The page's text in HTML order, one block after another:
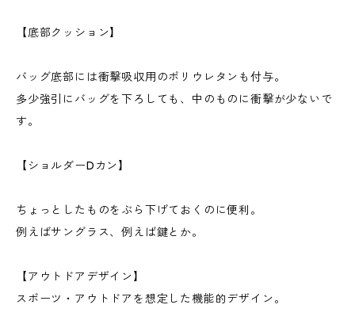
【底部クッション】
バッグ底部には衝撃吸収用のポリウレタンも付与。
多少強引にバッグを下ろしても、中のものに衝撃が少ないで
す。
【ショルダーDカン】
ちょっとしたものをぶら下げておくのに便利。
例えばサングラス、例えば鍵とか。
【アウトドアデザイン】
スポーツ・アウトドアを想定した機能的デザイン。